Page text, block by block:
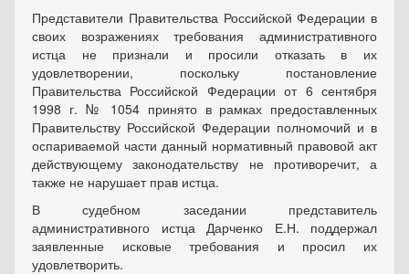
Представители Правительства Российской Федерации в
своих возражениях требования административного
истца не признали и просили отказать в их
удовлетворении, поскольку постановление
Правительства Российской Федерации от 6 сентября
1998 г. № 1054 принято в рамках предоставленных
Правительству Российской Федерации полномочий и в
оспариваемой части данный нормативный правовой акт
действующему законодательству не противоречит, а
также не нарушает прав истца.
В судебном заседании представитель
административного истца Дарченко Е.Н. поддержал
заявленные исковые требования и просил их
удовлетворить.